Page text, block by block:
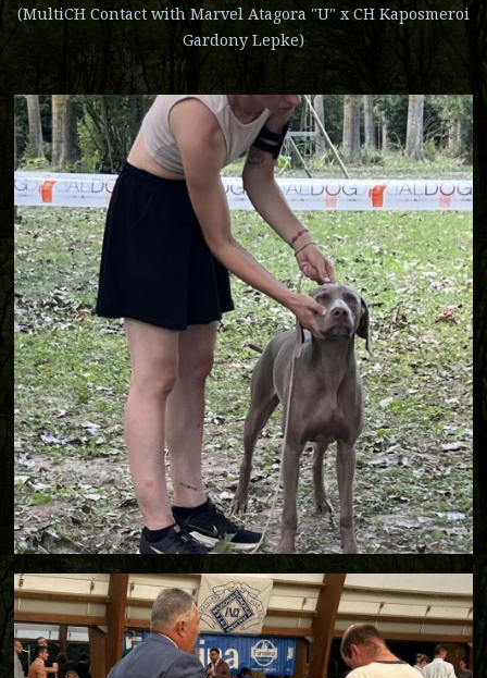
(MultiCH Contact with Marvel Atagora "U" x CH Kaposmeroi
Gardony Lepke)